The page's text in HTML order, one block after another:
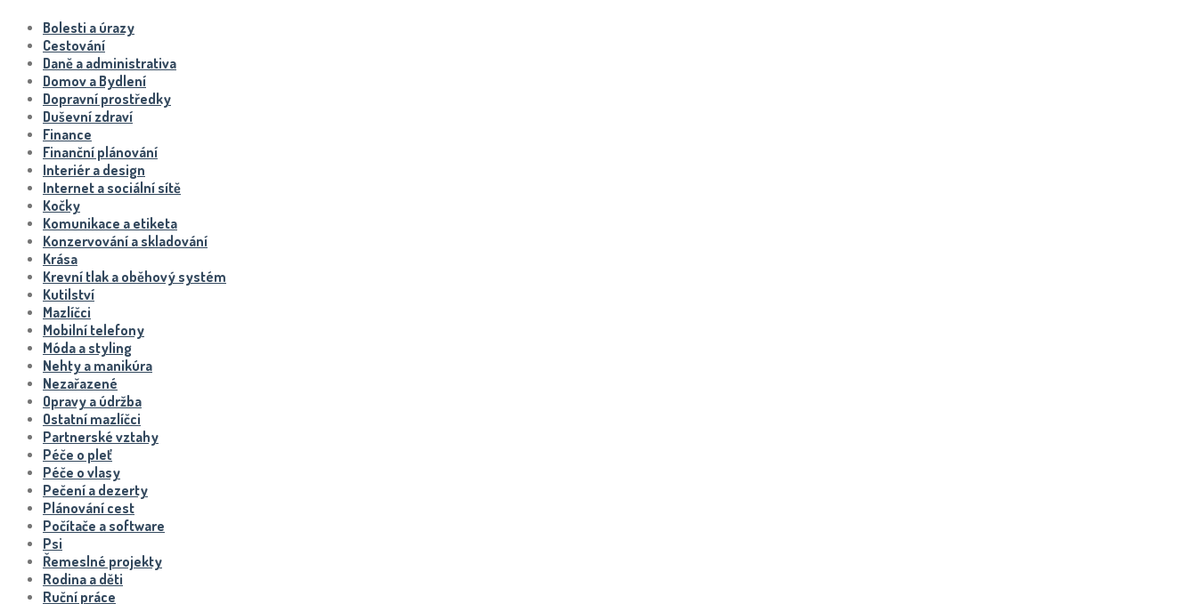
Bolesti a úrazy
Cestování
Daně a administrativa
Domov a Bydlení
Dopravní prostředky
Duševní zdraví
Finance
Finanční plánování
Interiér a design
Internet a sociální sítě
Kočky
Komunikace a etiketa
Konzervování a skladování
Krása
Krevní tlak a oběhový systém
Kutilství
Mazlíčci
Mobilní telefony
Móda a styling
Nehty a manikúra
Nezařazené
Opravy a údržba
Ostatní mazlíčci
Partnerské vztahy
Péče o pleť
Péče o vlasy
Pečení a dezerty
Plánování cest
Počítače a software
Psi
Řemeslné projekty
Rodina a děti
Ruční práce